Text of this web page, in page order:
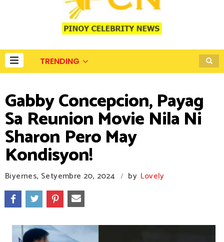
TRENDING
Gabby Concepcion, Payag
Sa Reunion Movie Nila Ni
Sharon Pero May
Kondisyon!
Biyernes, Setyembre 20, 2024 / by Lovely